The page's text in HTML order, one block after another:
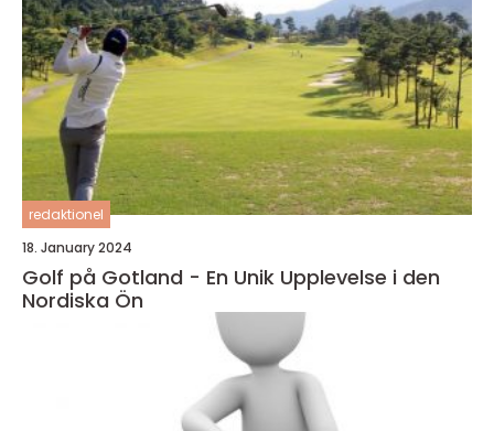
redaktionel
18. January 2024
Golf på Gotland - En Unik Upplevelse i den
Nordiska Ön